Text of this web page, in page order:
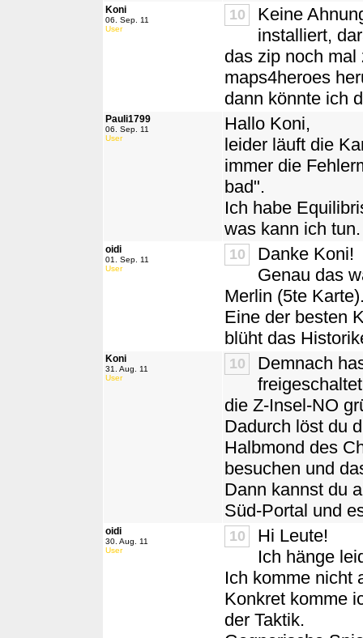
Koni
06. Sep. 11
User
10
Keine
installiert,
das zip noch
maps4heroes
dann könnte ich
Pauli1799
06. Sep. 11
User
Hallo Koni,
leider läuft die
immer die
bad".
Ich habe
was kann ich tun.
oidi
01. Sep. 11
User
10
Danke Koni!
Genau das
Merlin (5te
Eine der besten
blüht das
Koni
31. Aug. 11
User
10
Demnach
die Z-Insel-NO
Dadurch löst du
Halbmond des
besuchen und
Dann kannst du
Süd-Portal und
oidi
30. Aug. 11
User
10
Hi Leute!
Ich hänge
Ich komme nicht
Konkret komme
der Taktik.